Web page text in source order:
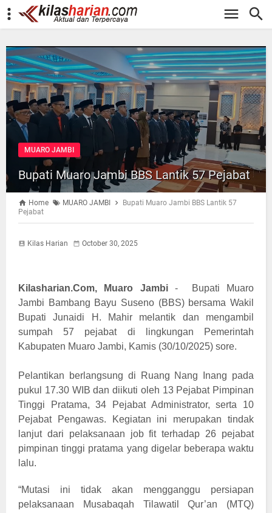
-->
MUARO JAMBI
Bupati Muaro Jambi BBS Lantik 57 Pejabat
Home MUARO JAMBI
Bupati Muaro Jambi BBS Lantik 57
Pejabat
Kilas Harian October 30, 2025
Kilasharian.Com, Muaro Jambi-
Bupati Muaro
Jambi Bambang Bayu Suseno (BBS) bersama Wakil
Bupati Junaidi H. Mahir melantik dan mengambil
sumpah 57 pejabat di lingkungan Pemerintah
Kabupaten Muaro Jambi, Kamis (30/10/2025) sore.
Pelantikan berlangsung di Ruang Nang Inang pada
pukul 17.30 WIB dan diikuti oleh 13 Pejabat Pimpinan
Tinggi Pratama, 34 Pejabat Administrator, serta 10
Pejabat Pengawas. Kegiatan ini merupakan tindak
lanjut dari pelaksanaan job fit terhadap 26 pejabat
pimpinan tinggi pratama yang digelar beberapa waktu
lalu.
“Mutasi ini tidak akan mengganggu persiapan
pelaksanaan Musabaqah Tilawatil Qur’an (MTQ)